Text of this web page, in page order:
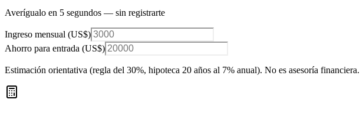
Averígualo en 5 segundos — sin registrarte
Ingreso mensual (US$)
Ahorro para entrada (US$)
Estimación orientativa (regla del 30%, hipoteca 20 años al 7% anual). No es asesoría financiera.